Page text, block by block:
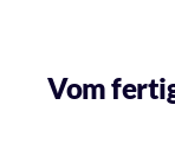
Vom